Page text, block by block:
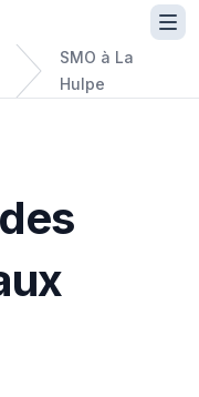
SMO à La
Hulpe